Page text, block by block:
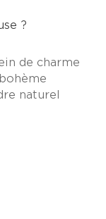
?
de charme
naturel